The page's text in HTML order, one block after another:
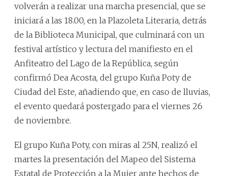
volverán a realizar una marcha presencial, que se
iniciará a las 18.00, en la Plazoleta Literaria, detrás
de la Biblioteca Municipal, que culminará con un
festival artístico y lectura del manifiesto en el
Anfiteatro del Lago de la República, según
confirmó Dea Acosta, del grupo Kuña Poty de
Ciudad del Este, añadiendo que, en caso de lluvias,
el evento quedará postergado para el viernes 26
de noviembre.
El grupo Kuña Poty, con miras al 25N, realizó el
martes la presentación del Mapeo del Sistema
Estatal de Protección a la Mujer ante hechos de